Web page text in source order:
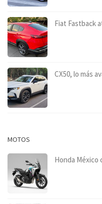
Fiat Fastback
CX50, lo más
MOTOS
Honda México